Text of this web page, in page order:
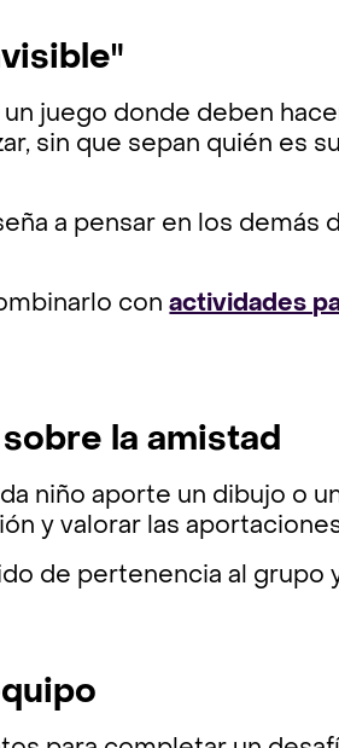
juego donde deben
sin que sepan quién es
a pensar en los demás
conactividades
la amistad
niño aporte un dibujo o
y valorar las
de pertenencia al grupo